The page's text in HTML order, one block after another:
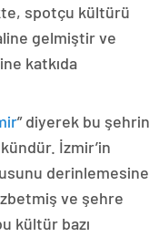
spotçu kültürü
gelmiştir ve
katkıda
” diyerek bu şehrin
İzmir’in
derinlemesine
ve şehre
kültür bazı